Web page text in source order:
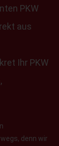
PKW
aus
Ihr PKW
denn wir